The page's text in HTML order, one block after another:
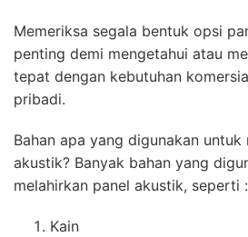
Memeriksa segala bentuk opsi
penting demi mengetahui atau
tepat dengan kebutuhan
pribadi.
Bahan apa yang digunakan
akustik? Banyak bahan yang
melahirkan panel akustik, seperti :
Kain